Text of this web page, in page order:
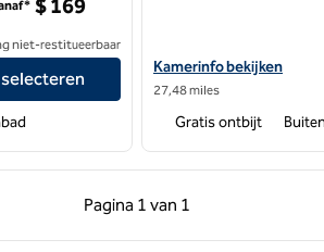
$ 169
niet-restitueerbaar
Bekijk hoteldetails voor
Kamerinfo bekijken
27,48 miles
Gratis ontbijt
Pagina 1 van 1
Vorige pagina, 1 van 1
Pagina 1 van 1